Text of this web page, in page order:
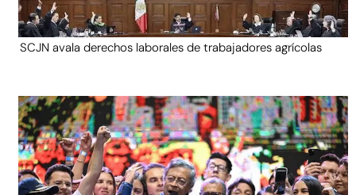
SCJN avala derechos laborales de trabajadores agrícolas